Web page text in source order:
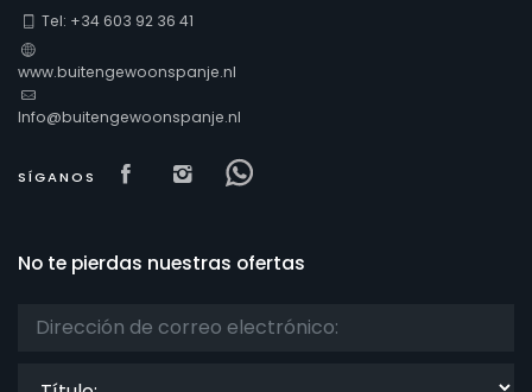
Tel: +34 603 92 36 41
www.buitengewoonspanje.nl
Info@buitengewoonspanje.nl
SÍGANOS Visit our Facebook page
Visit our isntagram page
No te pierdas nuestras ofertas